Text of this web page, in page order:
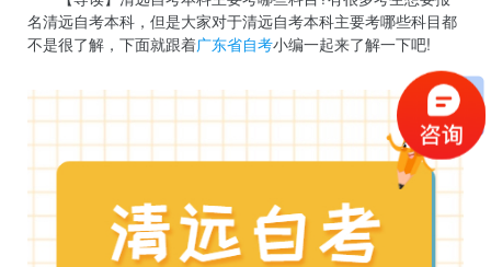
名清远自考本科，但是大家对于清远自考本科主要考哪些科目都
不是很了解，下面就跟着广东省自考小编一起来了解一下吧!